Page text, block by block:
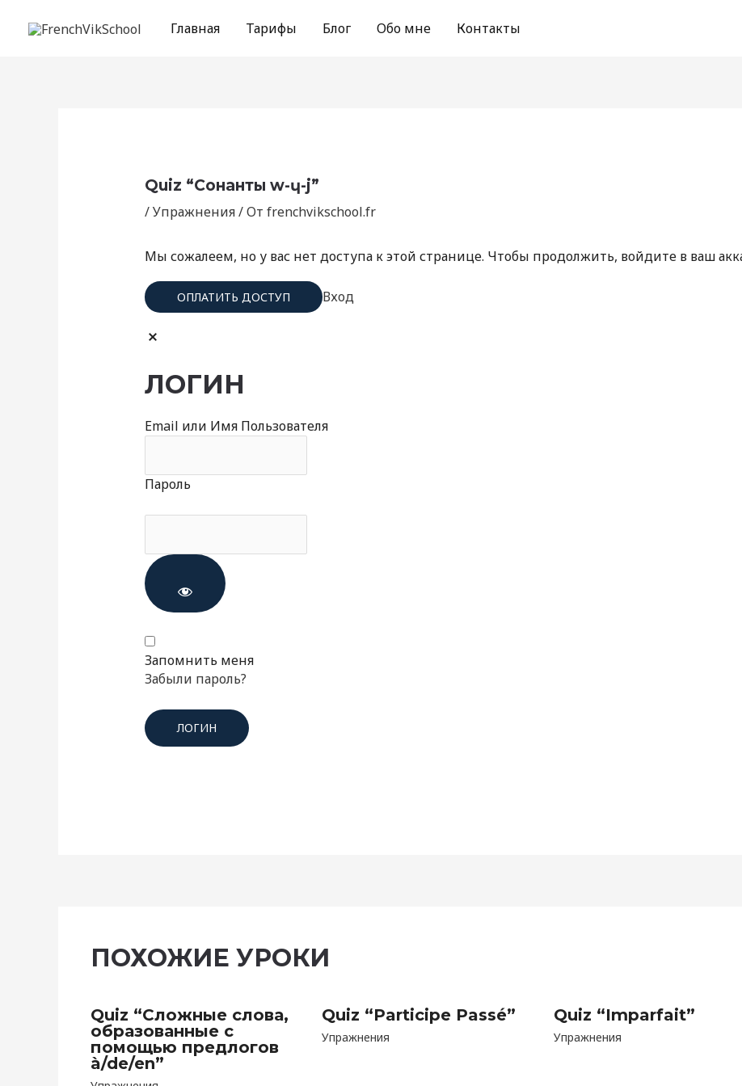
Главная Тарифы Блог Обо мне Контакты
Quiz “Сонанты w-ɥ-j”
/Упражнения/ От frenchvikschool.fr
Мы сожалеем, но у вас нет доступа к этой странице. Чтобы продолжить, войдите в ваш
ОПЛАТИТЬ ДОСТУП Вход
ЛОГИН
Email или Имя Пользователя
Пароль
Запомнить меня
Забыли пароль?
ЛОГИН
по
ПОХОЖИЕ УРОКИ
Quiz “Сложные слова,
образованные с
помощью предлогов
à/de/en”
Quiz “Participe Passé”
Упражнения
Quiz “Imparfait”
Упражнения